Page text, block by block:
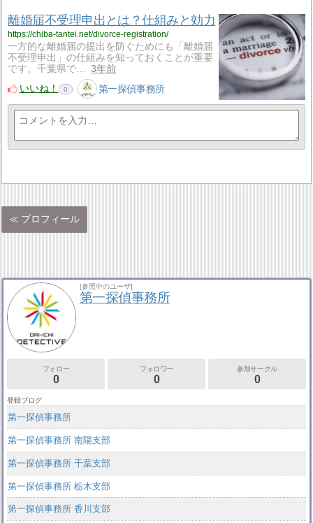
離婚届不受理申出とは？仕組みと効力
https://chiba-tantei.net/divorce-registration/
一方的な離婚届の提出を防ぐためにも「離婚届
不受理申出」の仕組みを知っておくことが重要
です。千葉県で…
3年前
いいね！
0 第一探偵事務所
プロフィール
[参照中のユーザ]
第一探偵事務所
フォロー
0
フォロワー
0
参加サークル
0
登録ブログ
第一探偵事務所
第一探偵事務所 南陽支部
第一探偵事務所 千葉支部
第一探偵事務所 栃木支部
第一探偵事務所 香川支部